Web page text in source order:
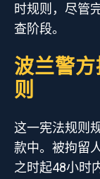
时规则，尽管
查阶段。
波兰警
则
这一宪法规则
款中。被拘留
之时起48小时